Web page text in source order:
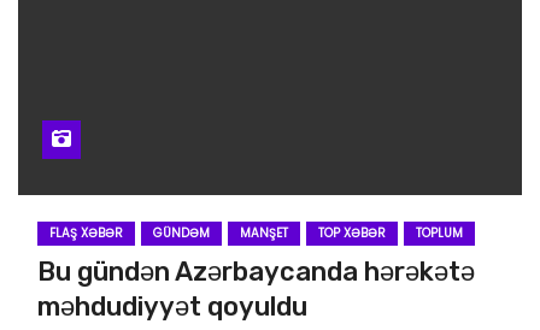
FLAŞ XƏBƏR GÜNDƏM MANŞET TOP XƏBƏR TOPLUM
Bu gündən Azərbaycanda hərəkətə
məhdudiyyət qoyuldu